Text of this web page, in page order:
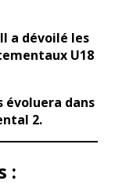
a dévoilé les
U18
évoluera dans
2.
: